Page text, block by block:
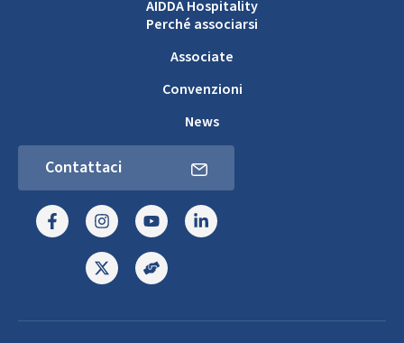
AIDDA Hospitality
Perché associarsi
Associate
Convenzioni
News
Contattaci